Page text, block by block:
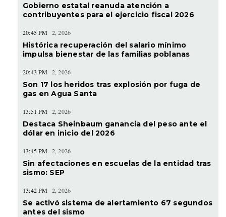
Gobierno estatal reanuda atención a
contribuyentes para el ejercicio fiscal 2026
20:45 PM 2, 2026
Histórica recuperación del salario mínimo
impulsa bienestar de las familias poblanas
20:43 PM 2, 2026
Son 17 los heridos tras explosión por fuga de
gas en Agua Santa
13:51 PM 2, 2026
Destaca Sheinbaum ganancia del peso ante el
dólar en inicio del 2026
13:45 PM 2, 2026
Sin afectaciones en escuelas de la entidad tras
sismo: SEP
13:42 PM 2, 2026
Se activó sistema de alertamiento 67 segundos
antes del sismo